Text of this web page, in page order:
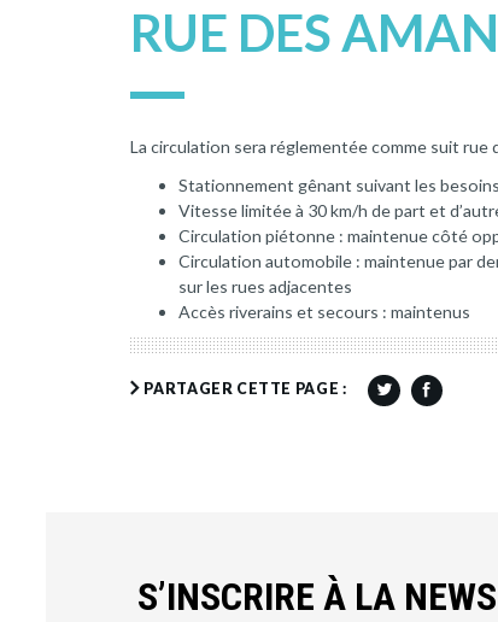
RUE DES
La circulation sera réglementée comme suit rue
Stationnement gênant suivant les
Vitesse limitée à 30 km/h de part et
Circulation piétonne : maintenue côté
Circulation automobile : maintenue par
sur les rues adjacentes
Accès riverains et secours : maintenus
PARTAGER CETTE PAGE :
S’INSCRIRE À LA